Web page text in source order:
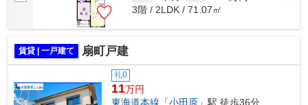
3階 / 2LDK / 71.07㎡
賃貸 | 一戸建て 扇町戸建
礼0
11万円
東海道本線 「小田原 」駅 徒歩36分